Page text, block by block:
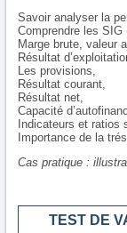
Savoir analyser la
Comprendre les
Marge brute, valeur
Résultat
Les provisions,
Résultat courant,
Résultat net,
Capacité
Indicateurs et
Importance de la
Cas pratique :
TEST DE